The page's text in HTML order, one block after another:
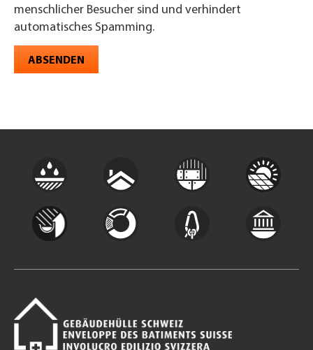
menschlicher Besucher sind und verhindert
automatisches Spamming.
ABSENDEN